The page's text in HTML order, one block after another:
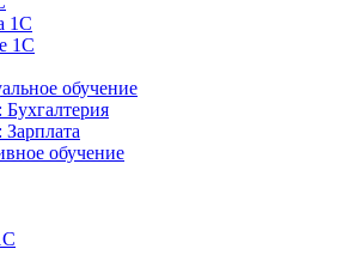
1С
1С
обучение
обучение